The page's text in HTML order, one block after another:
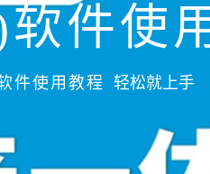
件使
件使用教程 轻松就上手